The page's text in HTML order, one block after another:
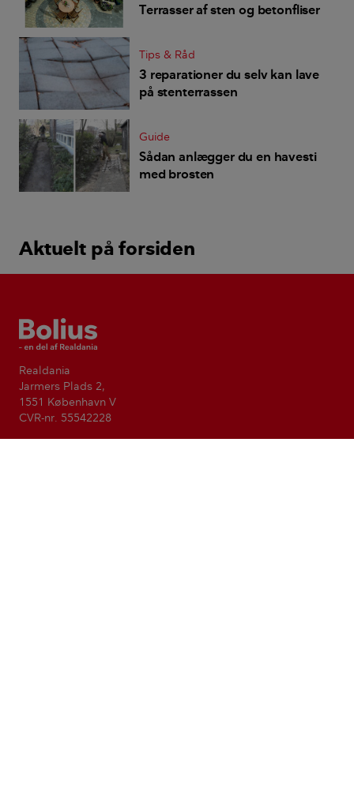
Terrasser af sten og betonfliser
Tips & Råd
3 reparationer du selv kan lave
på stenterrassen
Guide
Sådan anlægger du en havesti
med brosten
Aktuelt på forsiden
Bolius
Realdania
Jarmers Plads 2,
1551 København V
CVR-nr. 55542228